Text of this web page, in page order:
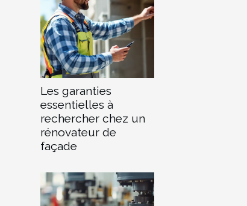
Les garanties
essentielles à
rechercher chez un
rénovateur de
façade